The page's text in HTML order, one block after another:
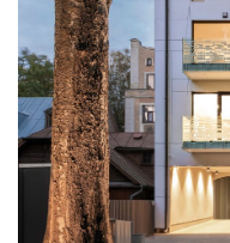
PAKALPOJUMI
UZTURĒŠANĀS ATĻAUJA
KONTAKTI